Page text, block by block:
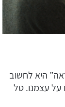
היא לחשוב
על עצמנו. טל